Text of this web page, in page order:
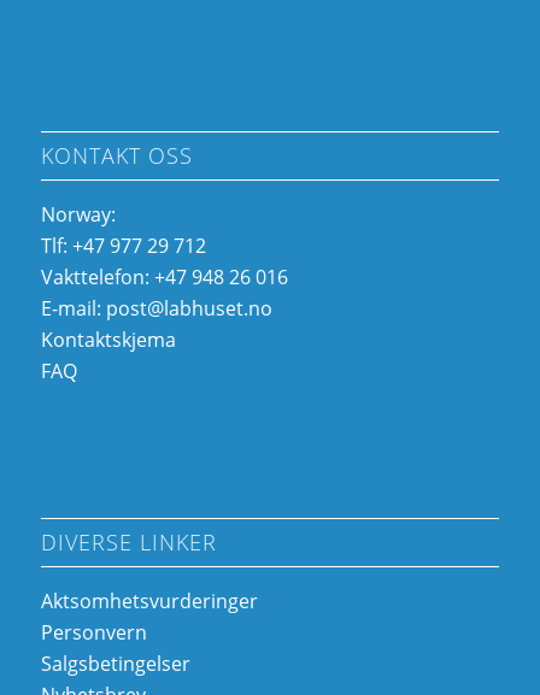
KONTAKT OSS
Norway:
Tlf: +47 977 29 712
Vakttelefon: +47 948 26 016
E-mail:
on.te
suhba
l@tso
p
Kontaktskjema
FAQ
DIVERSE LINKER
Aktsomhetsvurderinger
Personvern
Salgsbetingelser